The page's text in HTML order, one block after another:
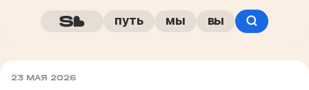
путь мы вы
23 МАЯ 2026